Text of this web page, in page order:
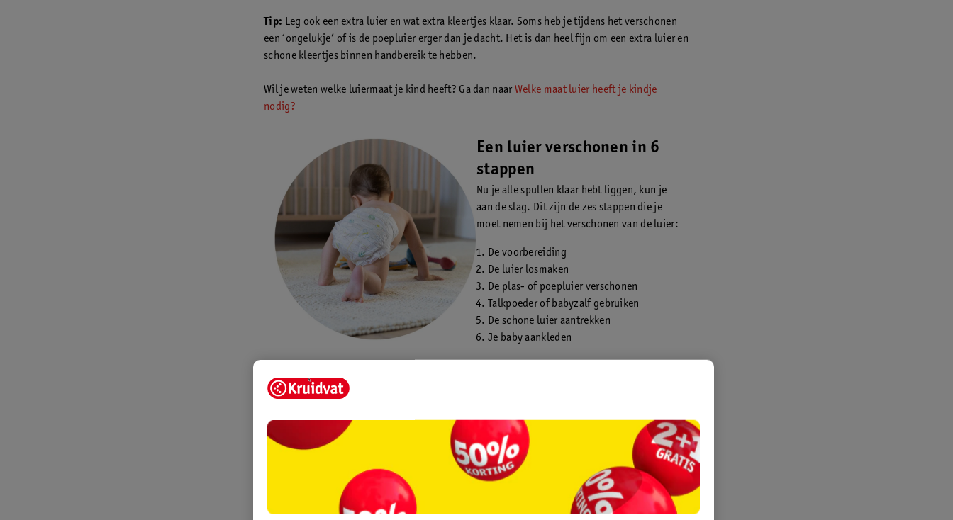
Tip: Leg ook een extra luier en wat extra kleertjes klaar. Soms heb je tijdens het verschonen
een ‘ongelukje’ of is de poepluier erger dan je dacht. Het is dan heel fijn om een extra luier en
schone kleertjes binnen handbereik te hebben.
Wil je weten welke luiermaat je kind heeft? Ga dan naar Welke maat luier heeft je kindje
nodig?
Een luier verschonen in 6
stappen
Nu je alle spullen klaar hebt liggen, kun je
aan de slag. Dit zijn de zes stappen die je
moet nemen bij het verschonen van de luier:
De voorbereiding
De luier losmaken
De plas- of poepluier verschonen
Talkpoeder of babyzalf gebruiken
De schone luier aantrekken
Je baby aankleden
Stap 1: de voorbereiding
De eerste stap is het klaarleggen van alle spullen. Zorg dat alles binnen handbereik ligt en leg
je baby op zijn of haar rug op het aankleedkussen. Kleed je kindje voor zover nodig uit, maak
het rompertje aan de onderkant los en schuif het omhoog. Zorg ervoor dat je kindje niet met
zijn billetjes op de romper ligt.
soms is het handig om ook de sokjes uit te trekken, zeker bij een poepluier. Als je kindje